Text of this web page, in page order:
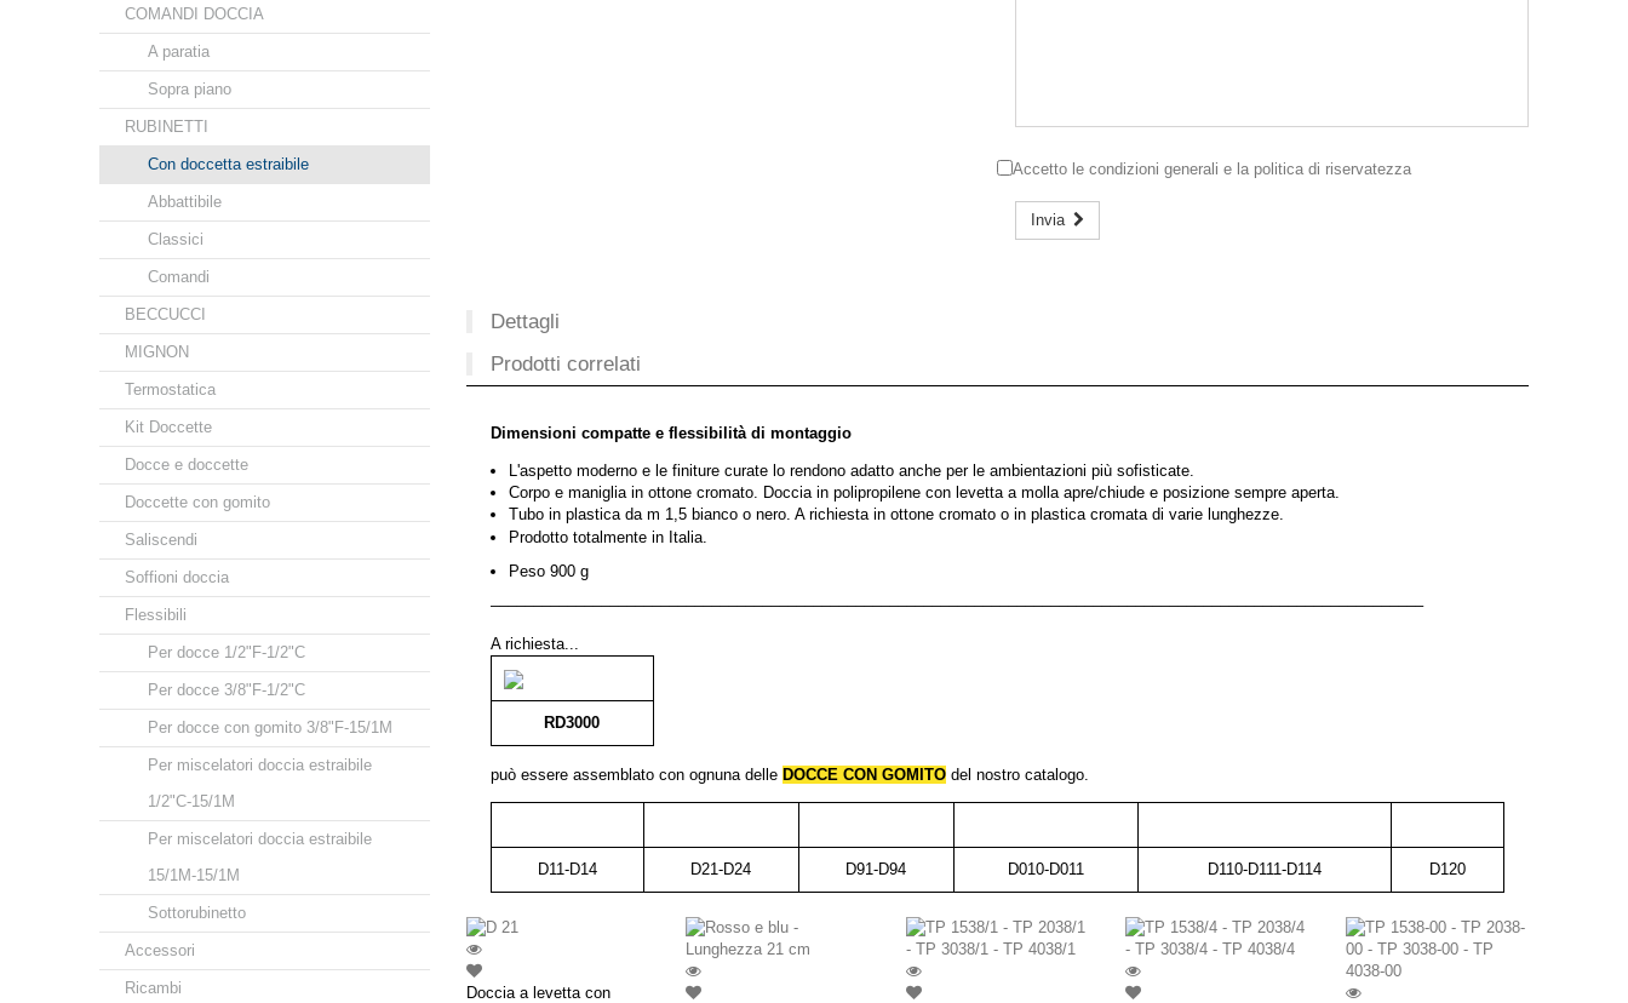
COMANDI DOCCIA
A paratia
Sopra piano
RUBINETTI
Con doccetta estraibile
Abbattibile
Classici
Comandi
BECCUCCI
MIGNON
Termostatica
Kit Doccette
Docce e doccette
Doccette con gomito
Saliscendi
Soffioni doccia
Flessibili
Per docce 1/2"F-1/2"C
Per docce 3/8"F-1/2"C
Per docce con gomito 3/8"F-15/1M
Per miscelatori doccia estraibile
1/2"C-15/1M
Per miscelatori doccia estraibile
15/1M-15/1M
Sottorubinetto
Accessori
Ricambi
Accetto lecondizioni generali e la politica di riservatezza
Invia
Dettagli
Prodotti correlati
Dimensioni compatte e flessibilità di montaggio
L'aspetto moderno e le finiture curate lo rendono adatto anche per le ambientazioni più sofisticate.
Corpo e maniglia in ottone cromato. Doccia in polipropilene con levetta a molla apre/chiude e posizione sempre aperta.
Tubo in plastica da m 1,5 bianco o nero. A richiesta in ottone cromato o in plastica cromata di varie lunghezze.
Prodotto totalmente in Italia.
Peso 900 g
––––––––––––––––––––––––––––––––––––––––––––––––––––––––––––––––––––––––––––––––––––––––––––––––––––––––––––––
A richiesta...
RD3000
può essere assemblato con ognuna delle DOCCE CON GOMITO del nostro catalogo.
D11-D14 D21-D24 D91-D94 D010-D011 D110-D111-D114 D120
Doccia a levetta con